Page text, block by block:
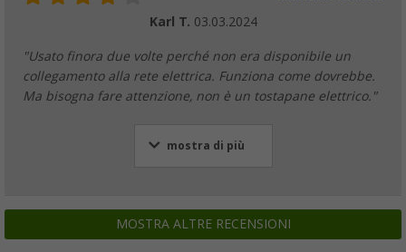
Karl T. 03.03.2024
"Usato finora due volte perché non era disponibile un
collegamento alla rete elettrica. Funziona come dovrebbe.
Ma bisogna fare attenzione, non è un tostapane elettrico."
mostra di più
MOSTRA ALTRE RECENSIONI